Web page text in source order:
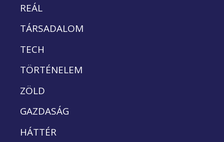
REÁL
TÁRSADALOM
TECH
TÖRTÉNELEM
ZÖLD
GAZDASÁG
HÁTTÉR